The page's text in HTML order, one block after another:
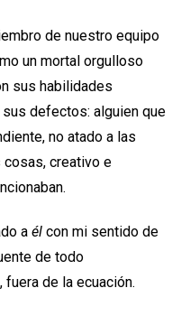
de nuestro equipo
un mortal orgulloso
sus habilidades
defectos: alguien que
no atado a las
creativo e
a él con mi sentido de
de todo
de la ecuación.